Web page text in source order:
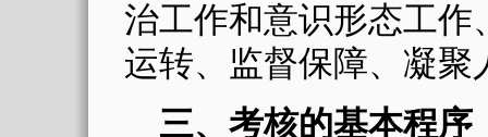
治工作和意识形态工
运转、监督保障、凝聚
三、考核的基本程序